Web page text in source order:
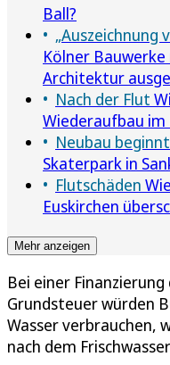
Ball?
„Auszeichnung
Kölner
Architektur
Nach der Flut
Wiederaufbau im
Neubau
Skaterpark in
Flutschäden
Euskirchen
Mehr anzeigen
Bei einer
Grundsteuer würden
Wasser verbrauchen,
nach dem